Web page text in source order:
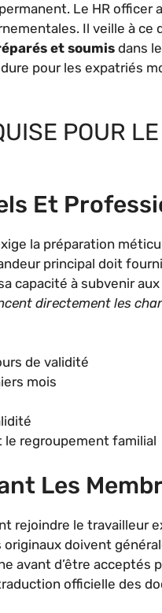
Le HR
Il veille à ce
et soumis dans
pour les expatriés
POUR
Et
la préparation
principal doit
capacité à subvenir
directement les
de validité
mois
le regroupement familial
Les
rejoindre le travailleur
doivent
avant d’être acceptés
officielle des